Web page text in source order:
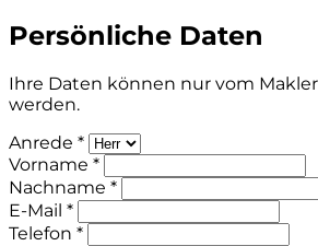
Persönliche Daten
Ihre Daten können nur vom
werden.
Anrede *
Vorname *
Nachname *
E-Mail *
Telefon *